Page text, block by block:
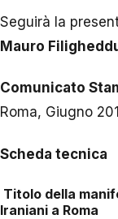
Seguirà la
Mauro
Comunicato
Roma, Giugno
Scheda tecnica
Titolo della
Iraniani a Roma